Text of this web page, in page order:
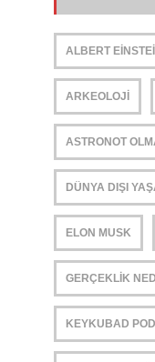
ALBERT
ARKEOLOJI
ASTRONOT
DÜNYA DIŞI
ELON MUSK
GERÇEKLIK
KEYKUBAD